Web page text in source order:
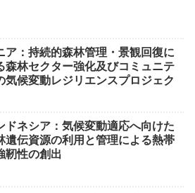
ア：持続的森林管理・景観回復に
森林セクター強化及びコミュニテ
気候変動レジリエンスプロジェク
ドネシア：気候変動適応へ向けた
遺伝資源の利用と管理による熱帯
靭性の創出